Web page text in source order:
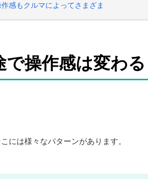
感もクルマによってさまざま
操作感は変わる
には様々なパターンがあります。